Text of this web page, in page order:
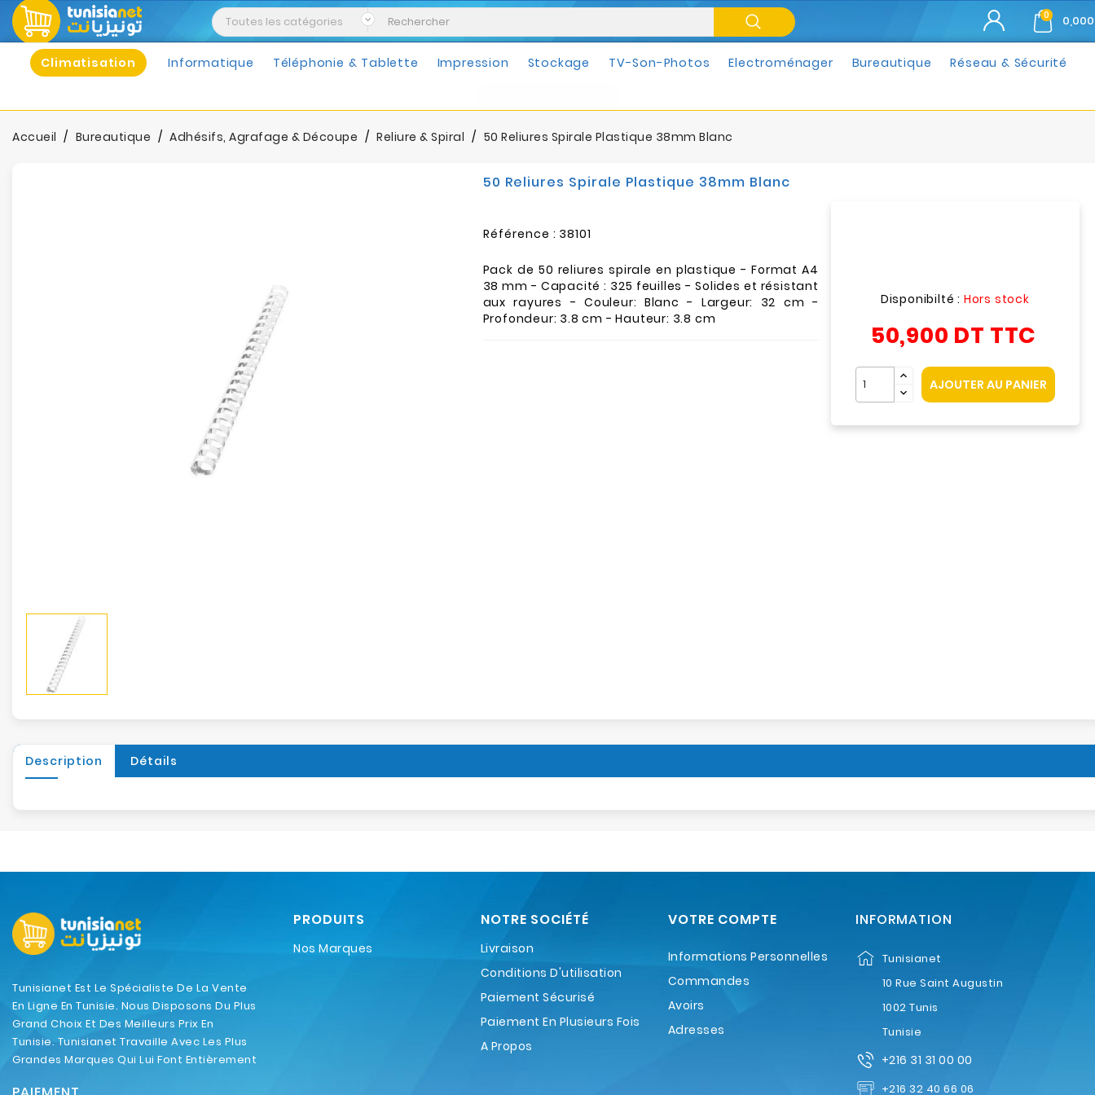
0
Climatisation Informatique Téléphonie & Tablette Impression Stockage TV-Son-Photos Electroménager Bureautique Réseau & Sécurité
Accueil Bureautique Adhésifs, Agrafage & Découpe Reliure & Spiral 50 Reliures Spirale Plastique 38mm Blanc
50 Reliures Spirale Plastique 38mm Blanc
Référence : 38101
Pack de 50 reliures spirale en plastique - Format A4
38 mm - Capacité : 325 feuilles - Solides et résistant
aux rayures - Couleur: Blanc - Largeur: 32 cm -
Profondeur: 3.8 cm - Hauteur: 3.8 cm
Disponibilté : Hors stock
50,900 DT TTC
AJOUTER AU PANIER
Description Détails
Tunisianet Est Le Spécialiste De La Vente
En Ligne En Tunisie. Nous Disposons Du Plus
Grand Choix Et Des Meilleurs Prix En
Tunisie. Tunisianet Travaille Avec Les Plus
Grandes Marques Qui Lui Font Entièrement
PRODUITS
Nos Marques
NOTRE SOCIÉTÉ
Livraison
Conditions D'utilisation
Paiement Sécurisé
Paiement En Plusieurs Fois
A Propos
VOTRE COMPTE
Informations Personnelles
Commandes
Avoirs
Adresses
INFORMATION
Tunisianet
10 Rue Saint Augustin
1002 Tunis
Tunisie
+216 31 31 00 00
+216 32 40 66 06